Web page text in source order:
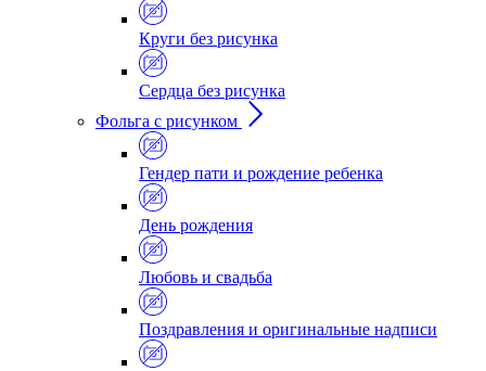
Круги без рисунка
Сердца без рисунка
Фольга с рисунком
Гендер пати и рождение ребенка
День рождения
Любовь и свадьба
Поздравления и оригинальные надписи